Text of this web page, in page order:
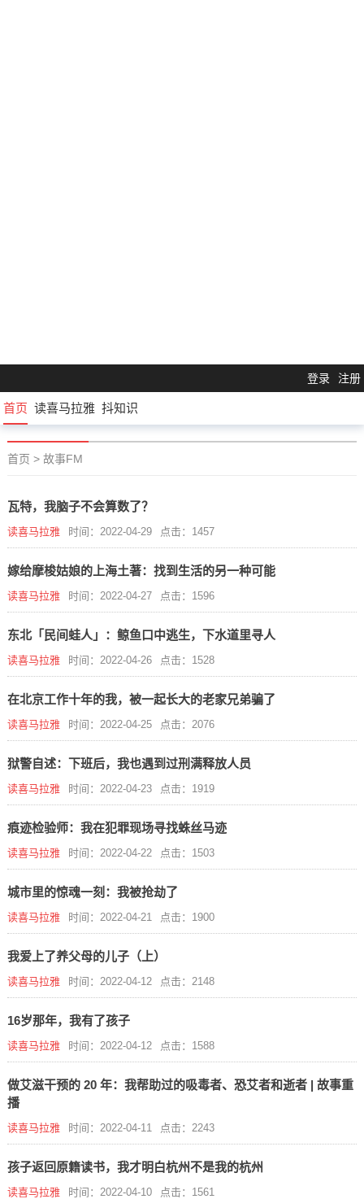
登录 注册
首页 读喜马拉雅 抖知识
首页 > 故事FM
瓦特，我脑子不会算数了？
读喜马拉雅 时间：2022-04-29 点击：1457
嫁给摩梭姑娘的上海土著：找到生活的另一种可能
读喜马拉雅 时间：2022-04-27 点击：1596
东北「民间蛙人」：鲸鱼口中逃生，下水道里寻人
读喜马拉雅 时间：2022-04-26 点击：1528
在北京工作十年的我，被一起长大的老家兄弟骗了
读喜马拉雅 时间：2022-04-25 点击：2076
狱警自述：下班后，我也遇到过刑满释放人员
读喜马拉雅 时间：2022-04-23 点击：1919
痕迹检验师：我在犯罪现场寻找蛛丝马迹
读喜马拉雅 时间：2022-04-22 点击：1503
城市里的惊魂一刻：我被抢劫了
读喜马拉雅 时间：2022-04-21 点击：1900
我爱上了养父母的儿子（上）
读喜马拉雅 时间：2022-04-12 点击：2148
16岁那年，我有了孩子
读喜马拉雅 时间：2022-04-12 点击：1588
做艾滋干预的 20 年：我帮助过的吸毒者、恐艾者和逝者 | 故事重
播
读喜马拉雅 时间：2022-04-11 点击：2243
孩子返回原籍读书，我才明白杭州不是我的杭州
读喜马拉雅 时间：2022-04-10 点击：1561